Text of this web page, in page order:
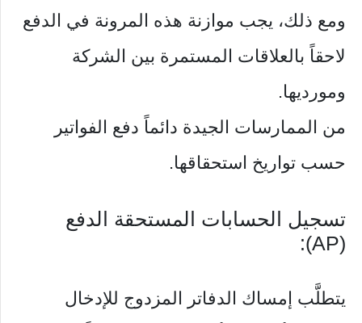
ومع ذلك، يجب موازنة هذه المرونة في الدفع
لاحقاً بالعلاقات المستمرة بين الشركة
ومورديها.
من الممارسات الجيدة دائماً دفع الفواتير
حسب تواريخ استحقاقها.
تسجيل الحسابات المستحقة الدفع
(AP):
يتطلَّب إمساك الدفاتر المزدوج للإدخال